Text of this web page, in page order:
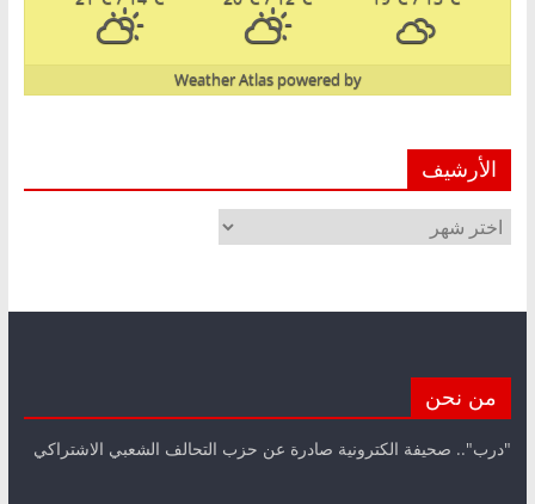
powered by
Weather Atlas
الأرشيف
الأرشيف
من نحن
"درب".. صحيفة الكترونية صادرة عن حزب التحالف الشعبي الاشتراكي